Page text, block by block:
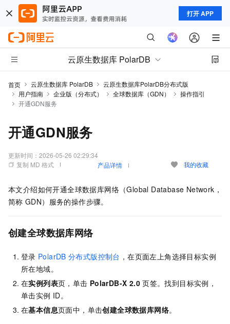
打开 APP
云原生数据库 PolarDB
首页 云原生数据库 PolarDB
云原生数据库PolarDB分布式版
用户指南
企业版（分布式） 全球数据库（GDN）
操作指引
开通GDN服务
开通GDN服务
更新时间： 2026-05-26 02:29:34
复制 MD 格式
产品详情 我的收藏
本文介绍如何开通全球数据库网络（Global Database Network，
简称 GDN） 服务的操作步骤。
创建全球数据库网络
登录 PolarDB 分布式版控制台 ，在页面左上角选择目标实例
所在地域。
在实例列表页，单击 PolarDB-X 2.0 页签。找到目标实例，
单击实例 ID。
在基本信息页面中，单击创建全球数据库网络。